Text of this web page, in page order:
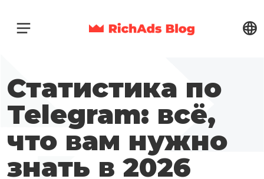
Статистика по
Telegram: всё,
что вам нужно
знать в 2026